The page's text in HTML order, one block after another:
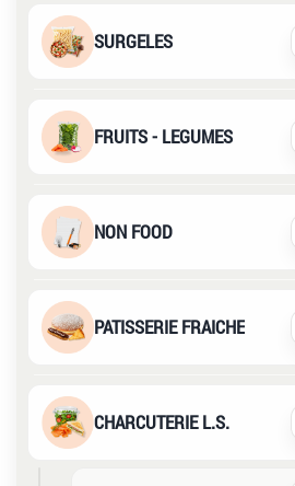
SURGELES
FRUITS - LEGUMES
NON FOOD
PATISSERIE FRAICHE
CHARCUTERIE L.S.